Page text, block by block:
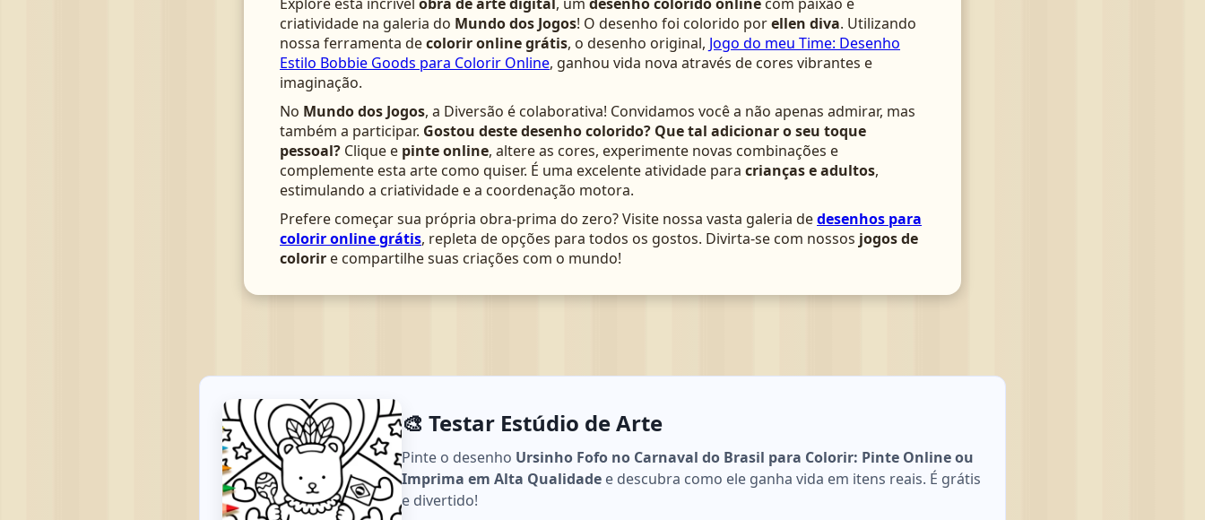
criatividade na galeria do Mundo dos Jogos! O desenho foi colorido porellen diva. Utilizando
nossa ferramenta decolorir online grátis, o desenho original, Jogo do meu Time: Desenho
Estilo Bobbie Goods para Colorir Online, ganhou vida nova através de cores vibrantes e
imaginação.
No Mundo dos Jogos, a Diversão é colaborativa! Convidamos você a não apenas admirar, mas
também a participar. Gostou deste desenho colorido? Que tal adicionar o seu toque
pessoal? Clique e pinte online, altere as cores, experimente novas combinações e
complemente esta arte como quiser. É uma excelente atividade para crianças e adultos,
estimulando a criatividade e a coordenação motora.
Prefere começar sua própria obra-prima do zero? Visite nossa vasta galeria dedesenhos para
colorir online grátis, repleta de opções para todos os gostos. Divirta-se com nossos jogos de
colorir e compartilhe suas criações com o mundo!
🎨 Testar Estúdio de Arte
Pinte o desenho Ursinho Fofo no Carnaval do Brasil para Colorir: Pinte Online ou
Imprima em Alta Qualidade e descubra como ele ganha vida em itens reais. É grátis
e divertido!